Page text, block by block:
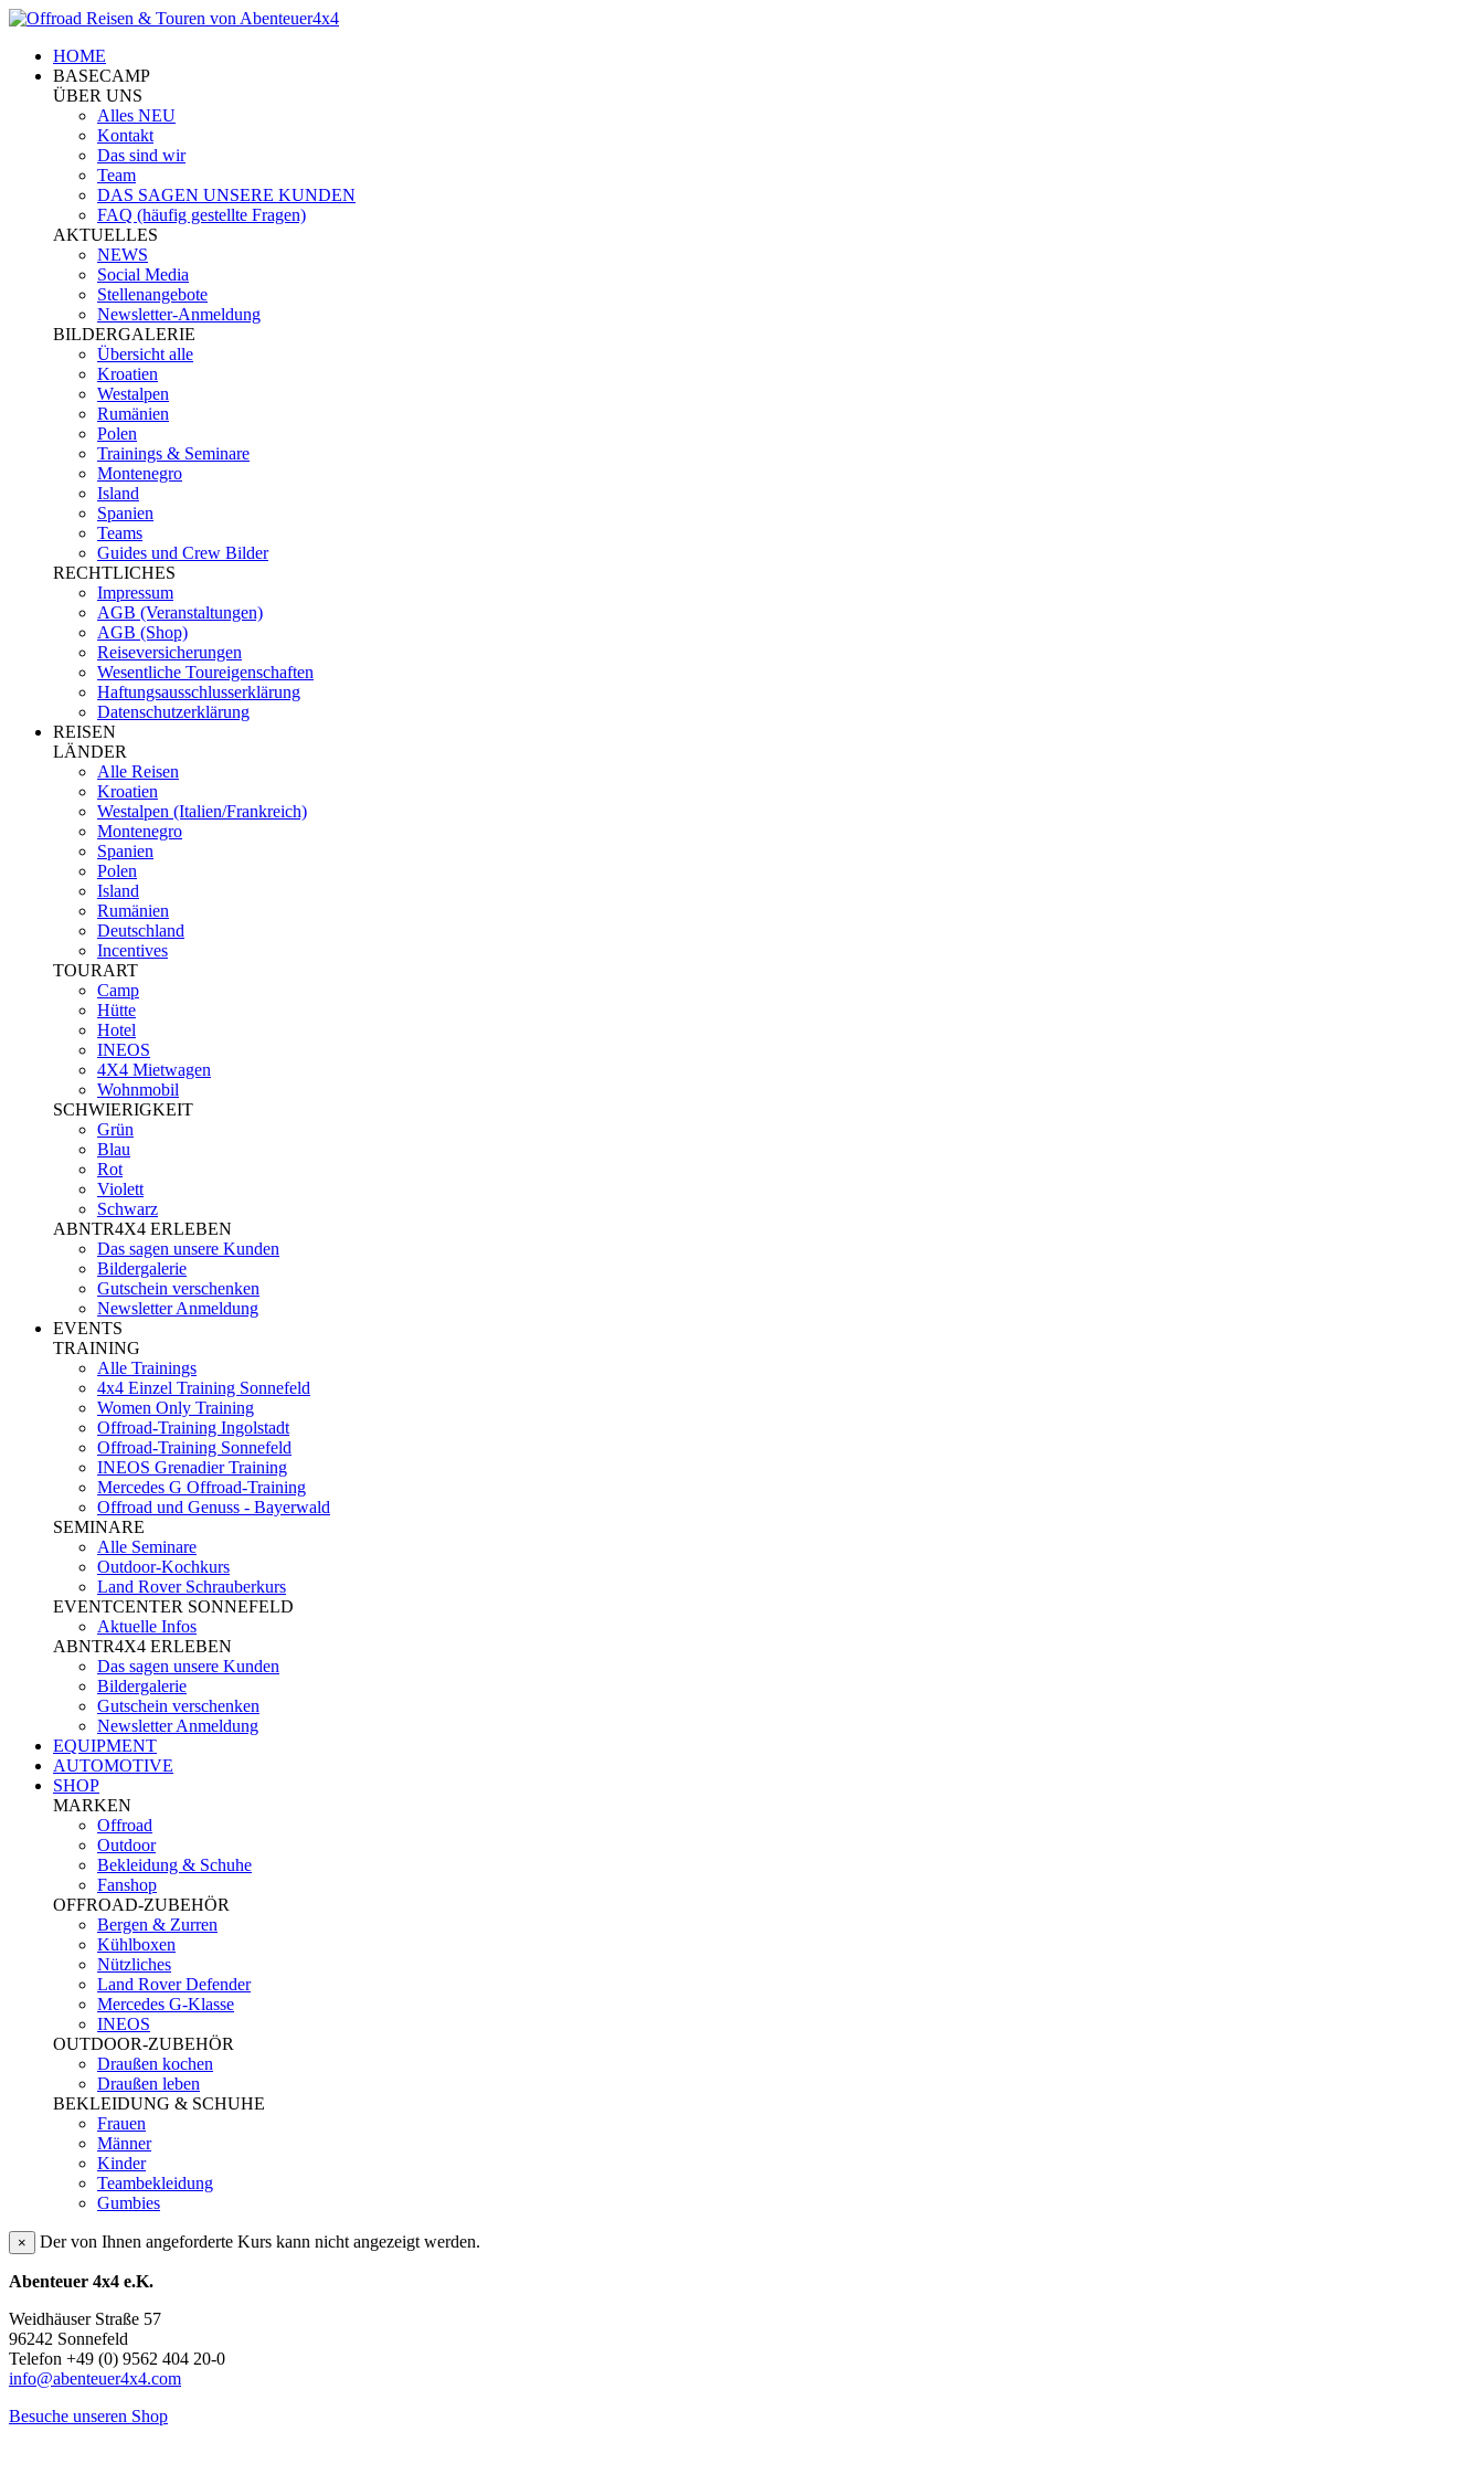
HOME
BASECAMP
ÜBER UNS
Alles NEU
Kontakt
Das sind wir
Team
DAS SAGEN UNSERE KUNDEN
FAQ (häufig gestellte Fragen)
AKTUELLES
NEWS
Social Media
Stellenangebote
Newsletter-Anmeldung
BILDERGALERIE
Übersicht alle
Kroatien
Westalpen
Rumänien
Polen
Trainings & Seminare
Montenegro
Island
Spanien
Teams
Guides und Crew Bilder
RECHTLICHES
Impressum
AGB (Veranstaltungen)
AGB (Shop)
Reiseversicherungen
Wesentliche Toureigenschaften
Haftungsausschlusserklärung
Datenschutzerklärung
REISEN
LÄNDER
Alle Reisen
Kroatien
Westalpen (Italien/Frankreich)
Montenegro
Spanien
Polen
Island
Rumänien
Deutschland
Incentives
TOURART
Camp
Hütte
Hotel
INEOS
4X4 Mietwagen
Wohnmobil
SCHWIERIGKEIT
Grün
Blau
Rot
Violett
Schwarz
ABNTR4X4 ERLEBEN
Das sagen unsere Kunden
Bildergalerie
Gutschein verschenken
Newsletter Anmeldung
EVENTS
TRAINING
Alle Trainings
4x4 Einzel Training Sonnefeld
Women Only Training
Offroad-Training Ingolstadt
Offroad-Training Sonnefeld
INEOS Grenadier Training
Mercedes G Offroad-Training
Offroad und Genuss - Bayerwald
SEMINARE
Alle Seminare
Outdoor-Kochkurs
Land Rover Schrauberkurs
EVENTCENTER SONNEFELD
Aktuelle Infos
ABNTR4X4 ERLEBEN
Das sagen unsere Kunden
Bildergalerie
Gutschein verschenken
Newsletter Anmeldung
EQUIPMENT
AUTOMOTIVE
SHOP
MARKEN
Offroad
Outdoor
Bekleidung & Schuhe
Fanshop
OFFROAD-ZUBEHÖR
Bergen & Zurren
Kühlboxen
Nützliches
Land Rover Defender
Mercedes G-Klasse
INEOS
OUTDOOR-ZUBEHÖR
Draußen kochen
Draußen leben
BEKLEIDUNG & SCHUHE
Frauen
Männer
Kinder
Teambekleidung
Gumbies
× Der von Ihnen angeforderte Kurs kann nicht angezeigt werden.
Abenteuer 4x4 e.K.
Weidhäuser Straße 57
96242 Sonnefeld
Telefon +49 (0) 9562 404 20-0
info@abenteuer4x4.com
Besuche unseren Shop